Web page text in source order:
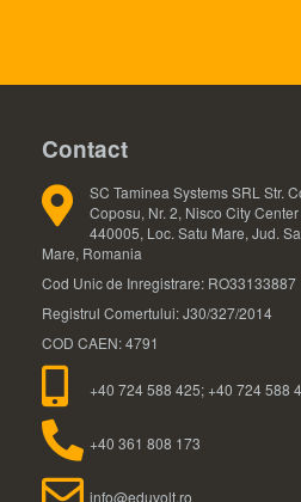
Contact
SC Taminea Systems SRL Str.
Coposu, Nr. 2, Nisco City Center
440005, Loc. Satu Mare, Jud.
Mare, Romania
Cod Unic de Inregistrare: RO33133887
Registrul Comertului: J30/327/2014
COD CAEN: 4791
+40 724 588 425; +40 724 588
+40 361 808 173
info@eduvolt.ro